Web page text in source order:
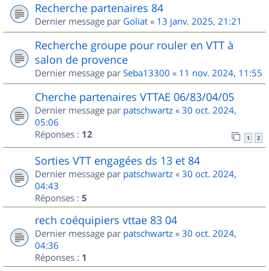
Recherche partenaires 84
Dernier message par Goliat « 13 janv. 2025, 21:21
Recherche groupe pour rouler en VTT à
salon de provence
Dernier message par Seba13300 « 11 nov. 2024, 11:55
Cherche partenaires VTTAE 06/83/04/05
Dernier message par patschwartz « 30 oct. 2024,
05:06
Réponses : 12 1 2
Sorties VTT engagées ds 13 et 84
Dernier message par patschwartz « 30 oct. 2024,
04:43
Réponses : 5
rech coéquipiers vttae 83 04
Dernier message par patschwartz « 30 oct. 2024,
04:36
Réponses : 1